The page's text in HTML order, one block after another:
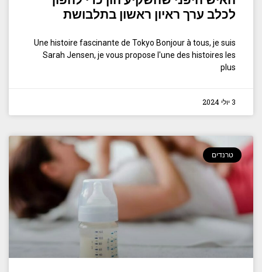
לכלב ערך ראיון ראשון בתלבושת
Une histoire fascinante de Tokyo Bonjour à tous, je suis
Sarah Jensen, je vous propose l'une des histoires les
plus
3 יולי 2024
טרנדים